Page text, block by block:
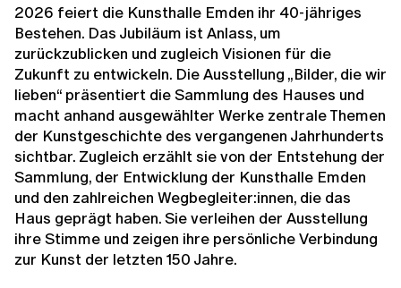
2026 feiert die Kunsthalle Emden ihr 40-jähriges
Bestehen. Das Jubiläum ist Anlass, um
zurückzublicken und zugleich Visionen für die
Zukunft zu entwickeln. Die Ausstellung „Bilder, die wir
lieben“ präsentiert die Sammlung des Hauses und
macht anhand ausgewählter Werke zentrale Themen
der Kunstgeschichte des vergangenen Jahrhunderts
sichtbar. Zugleich erzählt sie von der Entstehung der
Sammlung, der Entwicklung der Kunsthalle Emden
und den zahlreichen Wegbegleiter:innen, die das
Haus geprägt haben. Sie verleihen der Ausstellung
ihre Stimme und zeigen ihre persönliche Verbindung
zur Kunst der letzten 150 Jahre.